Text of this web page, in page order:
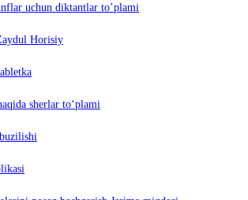
uchun diktantlar to’plami
Horisiy
sherlar to‘plami